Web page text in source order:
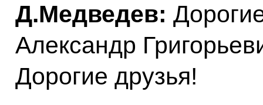
Д.Медведев:
Александр
Дорогие друзья!